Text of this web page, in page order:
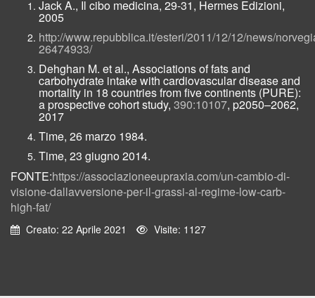
Jack A., Il cibo medicina, 29-31, Hermes Edizioni,
2005
http://www.repubblica.it/esteri/2011/12/12/news/
26474933/
Dehghan M. et al., Associations of fats and
carbohydrate intake with cardiovascular disease and
mortality in 18 countries from five continents (PURE):
a prospective cohort study, 390:10107, p2050–2062,
2017
Time, 26 marzo 1984.
Time, 23 giugno 2014.
FONTE:https://associazioneeupraxia.com/un-cambio-di-
visione-dallavversione-per-il-grassi-al-regime-low-carb-
high-fat/
Creato: 22 Aprile 2021 Visite: 1127